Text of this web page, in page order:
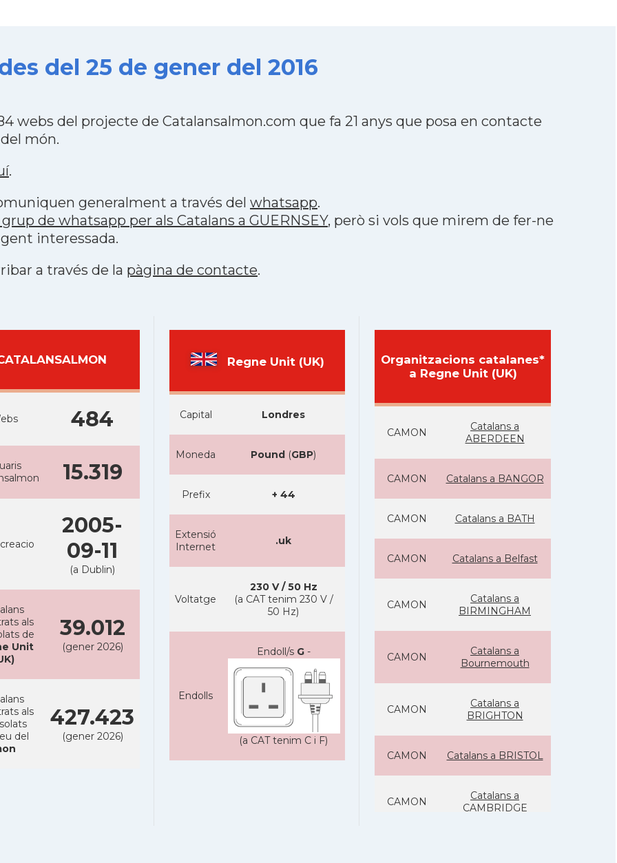
del 25 de gener del 2016
webs del projecte de Catalansalmon.com que fa 21 anys que posa en contacte
món.
.
generalment a través del whatsapp.
de whatsapp per als Catalans a GUERNSEY, però si vols que mirem de fer-ne
interessada.
a través de la pàgina de contacte.
484
15.319
2005-
09-11
(a Dublin)
als
de
Unit
39.012
(gener 2026)
als
del
427.423
(gener 2026)
Regne Unit (UK)
Capital Londres
Moneda Pound (GBP)
Prefix + 44
Extensió
Internet
.uk
Voltatge
230 V / 50 Hz
(a CAT tenim 230 V /
50 Hz)
Endolls
Endoll/s G-
(a CAT tenim C i F)
Organitzacions catalanes*
a Regne Unit (UK)
CAMON
Catalans a
ABERDEEN
CAMON Catalans a BANGOR
CAMON Catalans a BATH
CAMON Catalans a Belfast
CAMON
Catalans a
BIRMINGHAM
CAMON
Catalans a
Bournemouth
CAMON
Catalans a
BRIGHTON
CAMON Catalans a BRISTOL
CAMON
Catalans a
CAMBRIDGE